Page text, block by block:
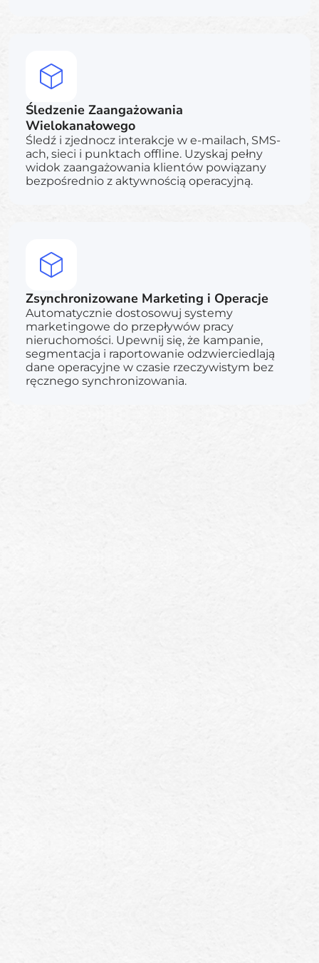
Śledzenie Zaangażowania
Wielokanałowego
Śledź i zjednocz interakcje w e-mailach, SMS-
ach, sieci i punktach offline. Uzyskaj pełny
widok zaangażowania klientów powiązany
bezpośrednio z aktywnością operacyjną.
Zsynchronizowane Marketing i Operacje
Automatycznie dostosowuj systemy
marketingowe do przepływów pracy
nieruchomości. Upewnij się, że kampanie,
segmentacja i raportowanie odzwierciedlają
dane operacyjne w czasie rzeczywistym bez
ręcznego synchronizowania.